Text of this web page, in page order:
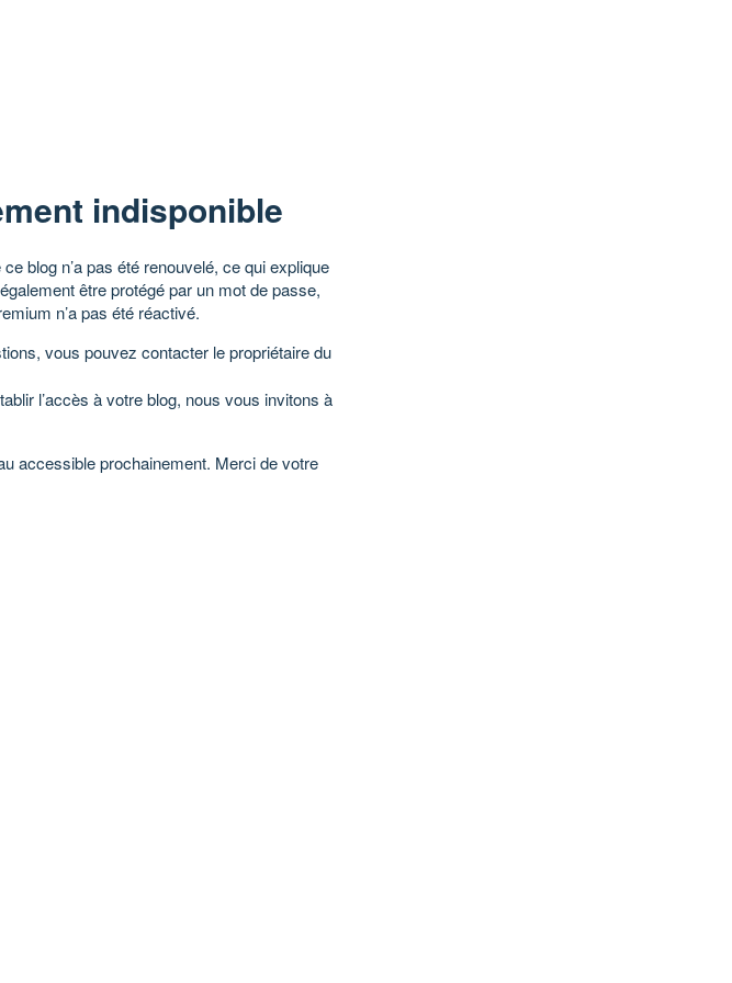
indisponible
blog n’a pas été renouvelé, ce qui explique
être protégé par un mot de passe,
n’a pas été réactivé.
vous pouvez contacter le propriétaire du
l’accès à votre blog, nous vous invitons à
accessible prochainement. Merci de votre